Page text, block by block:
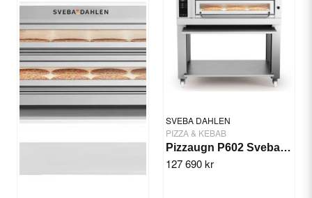
SVEBA DAHLEN
PIZZA & KEBAB
Pizzaugn P602 Sveba Dahlen - 2 däck
127 690 kr
Ja, ni får publicera min fråga